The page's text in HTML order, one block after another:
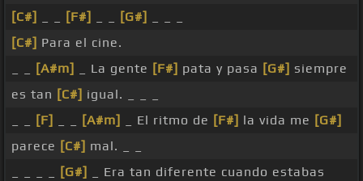
[C#]
[F#] [G#]
[C#] Para el cine.
[A#m] _ La gente [F#] pata y pasa [G#] siempre
es tan [C#] igual. _ _ _
[F] [A#m] _ El ritmo de [F#] la vida me [G#]
parece [C#] mal. _ _
[G#]
_ Era tan diferente cuando estabas